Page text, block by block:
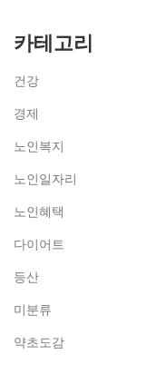
카테고리
건강
경제
노인복지
노인일자리
노인혜택
다이어트
등산
미분류
약초도감